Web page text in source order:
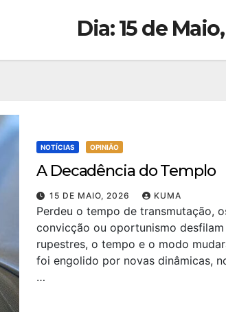
Dia:15 de
NOTÍCIAS OPINIÃO
A Decadência do Templo
15 DE MAIO, 2026 KUMA
Perdeu o tempo de transmutação,
convicção ou oportunismo
rupestres, o tempo e o modo
foi engolido por novas dinâmicas,
…